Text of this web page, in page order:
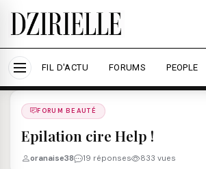
Nous utilisons des cookies pour
expérience et mesurer l'audience.
Accepter tout
FIL D'ACTU FORUMS PEOPLE
Forums
FORUM BEAUTÉ
Epilation cire Help !
oranaise38 19 réponses 833 vues